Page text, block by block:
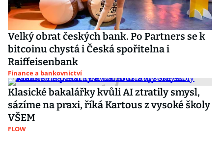
Velký obrat českých bank. Po Partners se k
bitcoinu chystá i Česká spořitelna i
Raiffeisenbank
Finance a bankovnictví
Klasické bakalářky kvůli AI ztratily smysl,
sázíme na praxi, říká Kartous z vysoké školy
VŠEM
FLOW